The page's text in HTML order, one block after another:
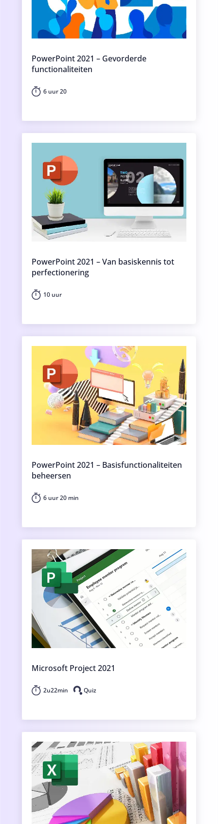
PowerPoint 2021 – Gevorderde
functionaliteiten
6 uur 20
PowerPoint 2021 – Van basiskennis tot
perfectionering
10 uur
PowerPoint 2021 – Basisfunctionaliteiten
beheersen
6 uur 20 min
Microsoft Project 2021
2u22min Quiz